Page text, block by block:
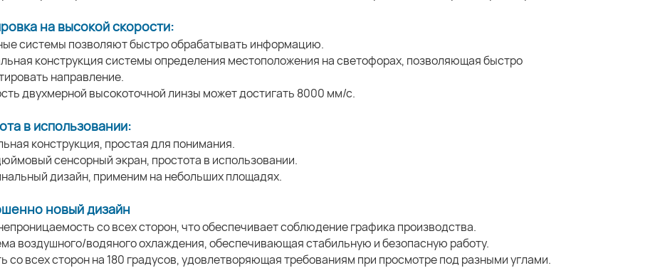
на высокой скорости:
системы позволяют быстро обрабатывать информацию.
конструкция системы определения местоположения на светофорах, позволяющая быстро
направление.
двухмерной высокоточной линзы может достигать 8000 мм/с.
в использовании:
конструкция, простая для понимания.
сенсорный экран, простота в использовании.
дизайн, применим на небольших площадях.
новый дизайн
со всех сторон, что обеспечивает соблюдение графика производства.
воздушного/водяного охлаждения, обеспечивающая стабильную и безопасную работу.
со всех сторон на 180 градусов, удовлетворяющая требованиям при просмотре под разными углами.